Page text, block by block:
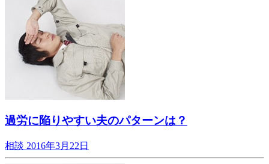
過労に陥りやすい夫のパターンは？
相談 2016年3月22日